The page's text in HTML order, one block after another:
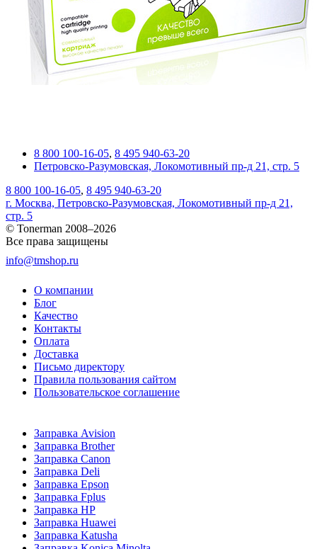
8 800 100-16-05, 8 495 940-63-20
Петровско-Разумовская, Локомотивный пр-д 21, стр. 5
8 800 100-16-05, 8 495 940-63-20
г. Москва, Петровско-Разумовская, Локомотивный пр-д 21,
стр. 5
© Tonerman 2008–2026
Все права защищены
info@tmshop.ru
О компании
Блог
Качество
Контакты
Оплата
Доставка
Письмо директору
Правила пользования сайтом
Пользовательское соглашение
Заправка Avision
Заправка Brother
Заправка Canon
Заправка Deli
Заправка Epson
Заправка Fplus
Заправка HP
Заправка Huawei
Заправка Katusha